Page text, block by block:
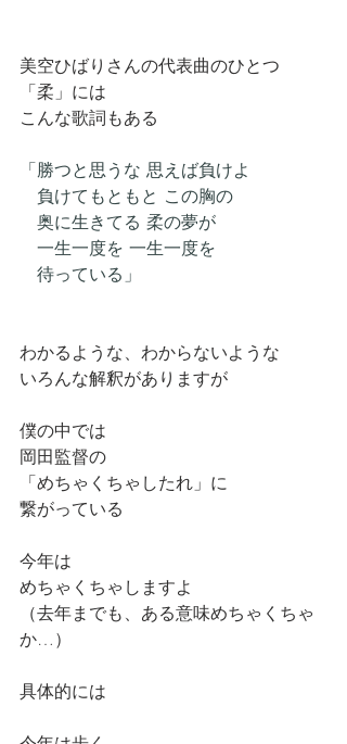
美空ひばりさんの代表曲のひとつ
「柔」には
こんな歌詞もある
「勝つと思うな 思えば負けよ
負けてもともと この胸の
奥に生きてる 柔の夢が
一生一度を 一生一度を
待っている」
わかるような、わからないような
いろんな解釈がありますが
僕の中では
岡田監督の
「めちゃくちゃしたれ」に
繋がっている
今年は
めちゃくちゃしますよ
（去年までも、ある意味めちゃくちゃ
か…）
具体的には